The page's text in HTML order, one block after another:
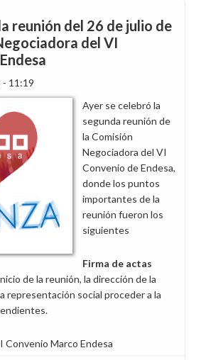
reunión del 26 de julio de
del VI
- 11:19
Ayer se celebró la
segunda reunión de
la Comisión
Negociadora del VI
Convenio de Endesa,
donde los puntos
importantes de la
reunión fueron los
siguientes
Firma de actas
de la reunión, la dirección de la
representación social proceder a la
Convenio Marco Endesa